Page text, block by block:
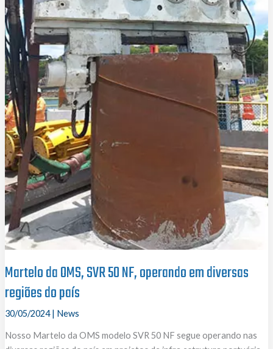
Martelo da OMS, SVR 50 NF, operando em diversas
regiões do país
30/05/2024| News
Nosso Martelo da OMS modelo SVR 50 NF segue operando nas